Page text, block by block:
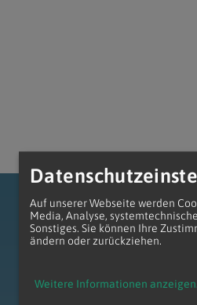
Erzdiözese Wien Vikariat Wien-
Entwicklungsraum Augustiner-
Auf unserer Webseite werden
Media, Analyse,
Sonstiges. Sie können Ihre
ändern oder zurückziehen.
Weitere Informationen anzeigen